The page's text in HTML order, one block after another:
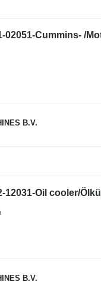
02051-Cummins- /
B.V.
B.V.